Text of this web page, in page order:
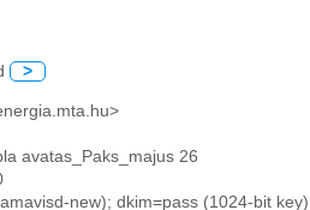
>
avatas_Paks_majus 26
new); dkim=pass (1024-bit